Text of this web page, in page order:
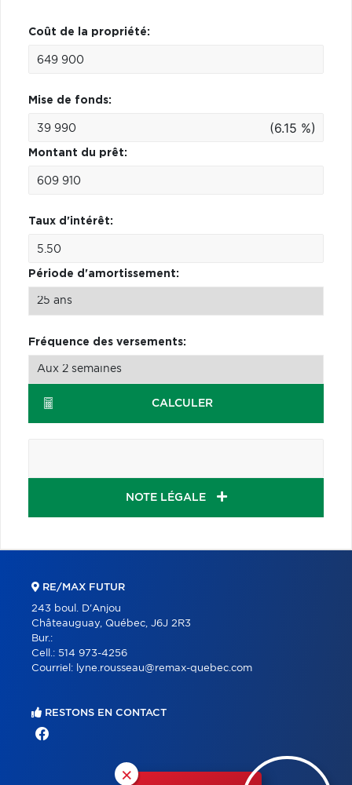
Coût de la propriété:
Mise de fonds:
(6.15 %)
Montant du prêt:
Taux d'intérêt:
Période d'amortissement:
Fréquence des versements:
CALCULER
NOTE LÉGALE
×
RE/MAX FUTUR
243 boul. D'Anjou
Châteauguay, Québec, J6J 2R3
Bur.:
Cell.: 514 973-4256
Courriel: lyne.rousseau@remax-quebec.com
RESTONS EN CONTACT